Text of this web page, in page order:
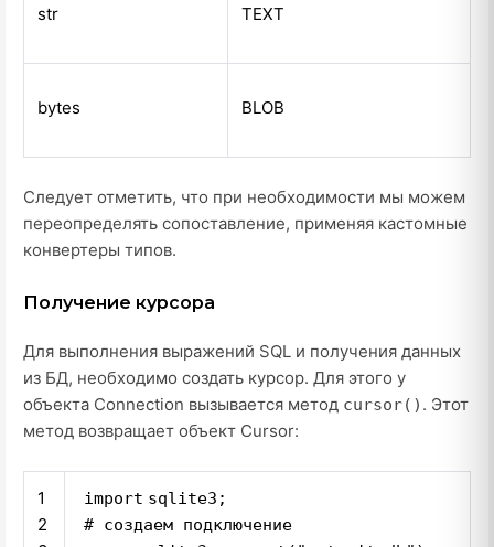
str TEXT
bytes BLOB
Следует отметить, что при необходимости мы можем
переопределять сопоставление, применяя кастомные
конвертеры типов.
Получение курсора
Для выполнения выражений SQL и получения данных
из БД, необходимо создать курсор. Для этого у
объекта Connection вызывается метод cursor() . Этот
метод возвращает объект Cursor:
1
2
import sqlite3;
# создаем подключение